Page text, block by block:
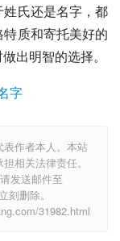
氏还是名字，都
质和寄托美好的
出明智的选择。
字
作者本人。本站
相关法律责任。
发送邮件至
删除。
31982.html